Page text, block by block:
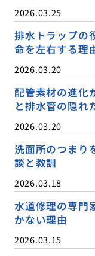
2026.03.25
排水トラップの
命を左右する理
2026.03.20
配管素材の進化
と排水管の隠れ
2026.03.20
洗面所のつまり
談と教訓
2026.03.18
水道修理の専門
かない理由
2026.03.15